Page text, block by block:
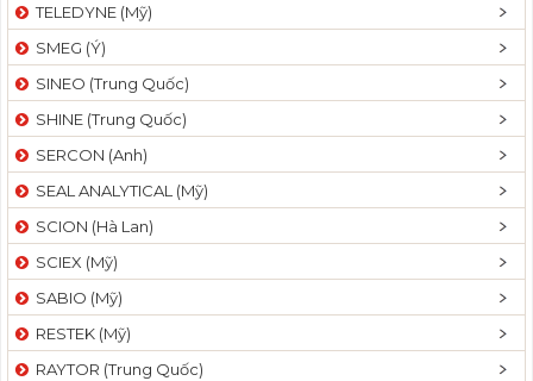
TELEDYNE (Mỹ)
SMEG (Ý)
SINEO (Trung Quốc)
SHINE (Trung Quốc)
SERCON (Anh)
SEAL ANALYTICAL (Mỹ)
SCION (Hà Lan)
SCIEX (Mỹ)
SABIO (Mỹ)
RESTEK (Mỹ)
RAYTOR (Trung Quốc)